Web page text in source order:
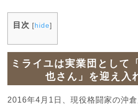
目次 [hide]
ミライユは実業団として
也さん」を迎え入
2016年4月1日、現役格闘家の沖